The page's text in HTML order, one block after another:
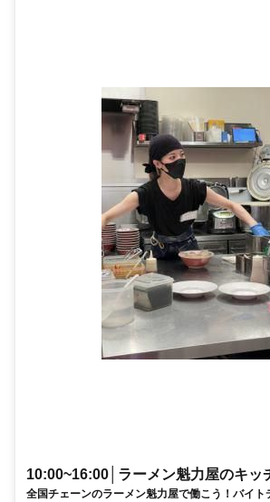
10:00~16:00│ラーメン魁力屋のキッ
全国チェーンのラーメン魁力屋で働こう！バイト